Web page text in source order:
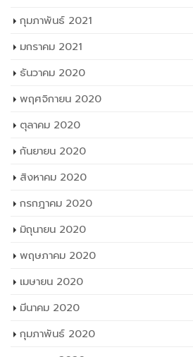
กุมภาพันธ์ 2021
มกราคม 2021
ธันวาคม 2020
พฤศจิกายน 2020
ตุลาคม 2020
กันยายน 2020
สิงหาคม 2020
กรกฎาคม 2020
มิถุนายน 2020
พฤษภาคม 2020
เมษายน 2020
มีนาคม 2020
กุมภาพันธ์ 2020